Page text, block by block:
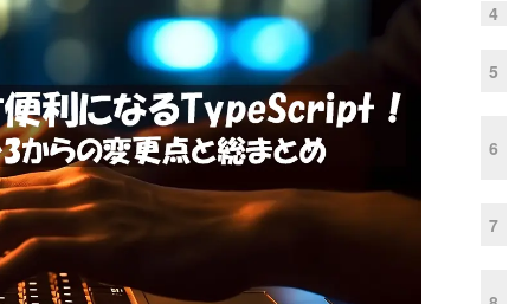
4
5
6
7